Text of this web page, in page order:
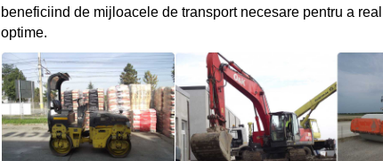
beneficiind de mijloacele de transport necesare pentru a
optime.